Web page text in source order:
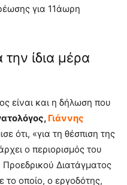
για 11άωρη
ίδια μέρα
είναι και η δήλωση που
Γιάννης
ότι, «για τη θέσπιση της
ο περιορισμός του
Διατάγματος
οποίο, ο εργοδότης,